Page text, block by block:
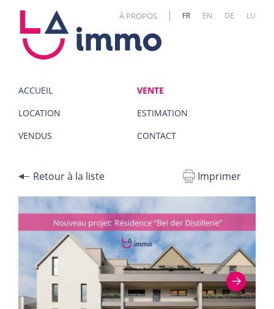
ACCUEIL
VENTE
LOCATION
ESTIMATION
VENDUS
CONTACT
À PROPOS FR EN DE LU
Retour à la liste Imprimer